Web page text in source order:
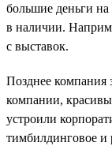
большие деньги на
в наличии.
с выставок.
Позднее компания
компании,
устроили
тимбилдинговое и